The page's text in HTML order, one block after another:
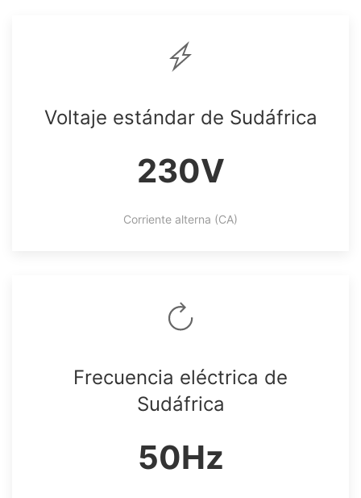
Voltaje estándar de Sudáfrica
230V
Corriente alterna (CA)
Frecuencia eléctrica de
Sudáfrica
50Hz